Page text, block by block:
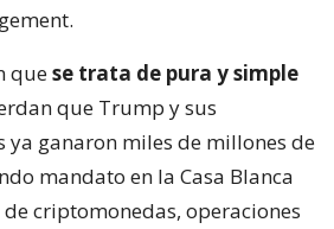
quese trata de pura y simple
que Trump y sus
ya ganaron miles de millones de
mandato en la Casa Blanca
criptomonedas, operaciones